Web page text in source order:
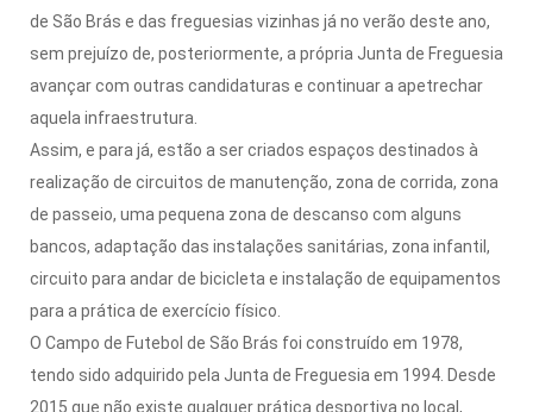
de São Brás e das freguesias vizinhas já no verão deste ano,
sem prejuízo de, posteriormente, a própria Junta de Freguesia
avançar com outras candidaturas e continuar a apetrechar
aquela infraestrutura.
Assim, e para já, estão a ser criados espaços destinados à
realização de circuitos de manutenção, zona de corrida, zona
de passeio, uma pequena zona de descanso com alguns
bancos, adaptação das instalações sanitárias, zona infantil,
circuito para andar de bicicleta e instalação de equipamentos
para a prática de exercício físico.
O Campo de Futebol de São Brás foi construído em 1978,
tendo sido adquirido pela Junta de Freguesia em 1994. Desde
2015 que não existe qualquer prática desportiva no local,